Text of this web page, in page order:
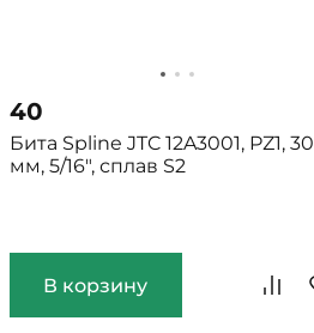
40
Бита Spline JTC 12A3001, PZ1, 30
мм, 5/16", сплав S2
В корзину